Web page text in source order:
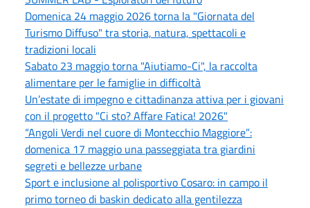
Domenica 24 maggio 2026 torna la "Giornata del
Turismo Diffuso" tra storia, natura, spettacoli e
tradizioni locali
Sabato 23 maggio torna "Aiutiamo-Ci", la raccolta
alimentare per le famiglie in difficoltà
Un’estate di impegno e cittadinanza attiva per i giovani
con il progetto "Ci sto? Affare Fatica! 2026"
“Angoli Verdi nel cuore di Montecchio Maggiore”:
domenica 17 maggio una passeggiata tra giardini
segreti e bellezze urbane
Sport e inclusione al polisportivo Cosaro: in campo il
primo torneo di baskin dedicato alla gentilezza